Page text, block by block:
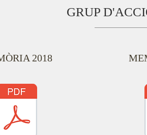
GRUP
2018